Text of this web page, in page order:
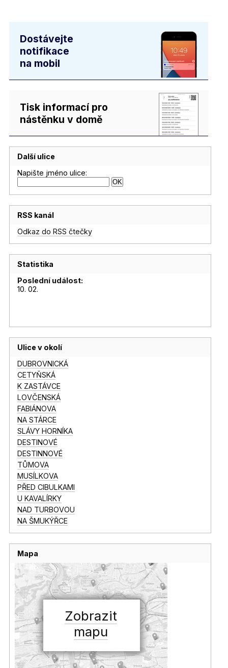
Dostávejte
notifikace
na mobil
Tisk informací pro
nástěnku v domě
Další ulice
Napište jméno ulice:
RSS kanál
Odkaz do RSS čtečky
Statistika
Poslední událost:
10. 02.
Ulice v okolí
DUBROVNICKÁ
CETYŇSKÁ
K ZASTÁVCE
LOVČENSKÁ
FABIÁNOVA
NA STÁRCE
SLÁVY HORNÍKA
DESTINOVÉ
DESTINNOVÉ
TŮMOVA
MUSÍLKOVA
PŘED CIBULKAMI
U KAVALÍRKY
NAD TURBOVOU
NA ŠMUKÝŘCE
Mapa
Zobrazit
mapu